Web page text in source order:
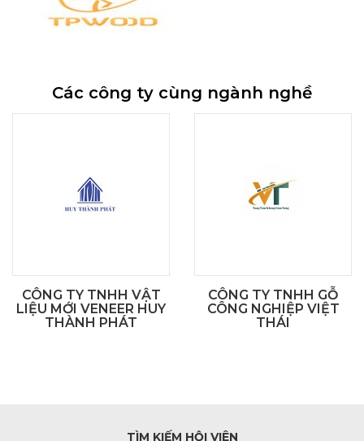
Các công ty cùng ngành nghề
CÔNG TY TNHH VẬT
LIỆU MỚI VENEER HUY
THÀNH PHÁT
CÔNG TY TNHH GỖ
CÔNG NGHIỆP VIỆT
THÁI
TÌM KIẾM HỘI VIÊN